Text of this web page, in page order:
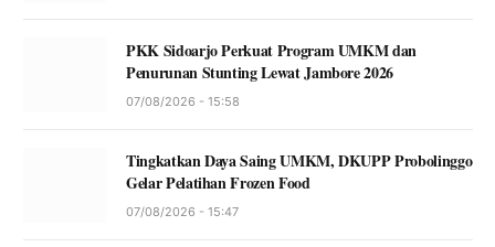
PKK Sidoarjo Perkuat Program UMKM dan
Penurunan Stunting Lewat Jambore 2026
07/08/2026 - 15:58
Tingkatkan Daya Saing UMKM, DKUPP Probolinggo
Gelar Pelatihan Frozen Food
07/08/2026 - 15:47